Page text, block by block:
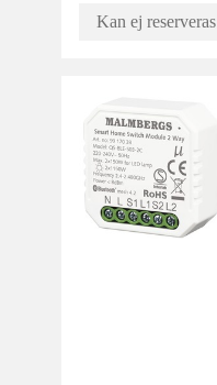
Kan ej reserveras